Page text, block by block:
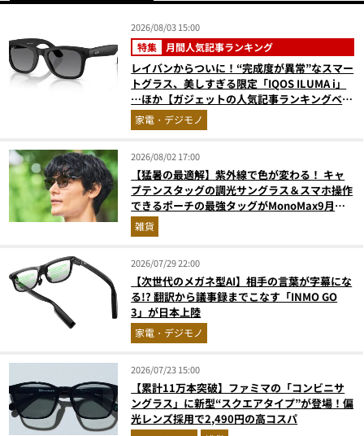
2026/08/03 15:00
特集 月間人気記事ランキング
レイバンからついに！“完成度が異常”なスマー
トグラス、美しすぎる限定「IQOS ILUMA i」
…ほか【ガジェットの人気記事ランキングベス
ト3】（2026年6月版）
家電・デジモノ
2026/08/02 17:00
【猛暑の最適解】紫外線で色が変わる！ キャ
プテンスタッグの調光サングラス＆スマホ操作
できるポーチの最強タッグがMonoMax9月号
増刊付録に登場
雑貨
2026/07/29 22:00
【次世代のメガネ型AI】相手の言葉が字幕にな
る!? 翻訳から議事録までこなす「INMO GO
3」が日本上陸
家電・デジモノ
2026/07/23 15:00
【累計11万本突破】ファミマの「コンビニサ
ングラス」に新型“スクエアタイプ”が登場！偏
光レンズ採用で2,490円の高コスパ